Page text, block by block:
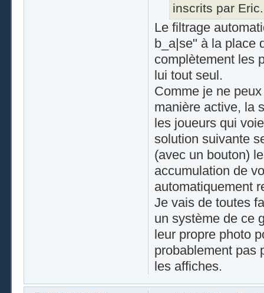
inscrits par Eric.
Le filtrage
b_a|se" à la place
complètement les
lui tout seul.
Comme je ne
manière active, la
les joueurs qui
solution suivante
(avec un bouton)
accumulation de
automatiquement
Je vais de toutes
un système de ce
leur propre photo
probablement pas
les affiches.